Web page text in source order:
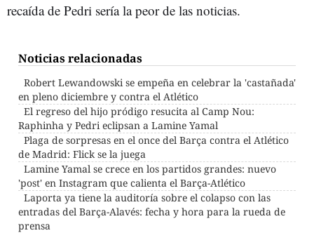
recaída de Pedri sería la peor de las noticias.
Noticias relacionadas
Robert Lewandowski se empeña en celebrar la 'castañada'
en pleno diciembre y contra el Atlético
El regreso del hijo pródigo resucita al Camp Nou:
Raphinha y Pedri eclipsan a Lamine Yamal
Plaga de sorpresas en el once del Barça contra el Atlético
de Madrid: Flick se la juega
Lamine Yamal se crece en los partidos grandes: nuevo
'post' en Instagram que calienta el Barça-Atlético
Laporta ya tiene la auditoría sobre el colapso con las
entradas del Barça-Alavés: fecha y hora para la rueda de
prensa